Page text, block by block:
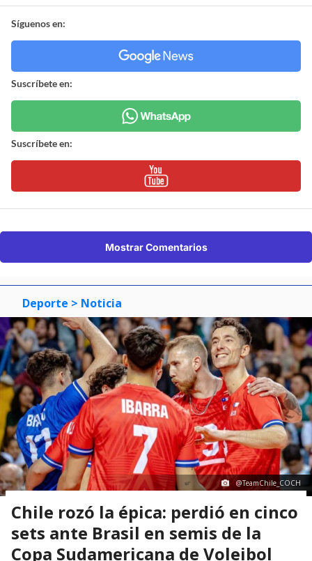
Síguenos en:
Suscríbete en:
Suscríbete en:
Mostrar Comentarios
Deporte > Noticia
@TeamChile_COCH
Chile rozó la épica: perdió en cinco
sets ante Brasil en semis de la
Copa Sudamericana de Voleibol